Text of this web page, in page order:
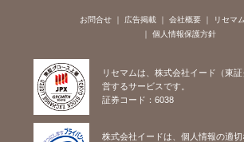
お問合せ 広告掲載 会社概要
リセマ
個人情報保護方針
リセマムは、株式会社イード（東
営するサービスです。
証券コード：6038
株式会社イードは、個人情報の適